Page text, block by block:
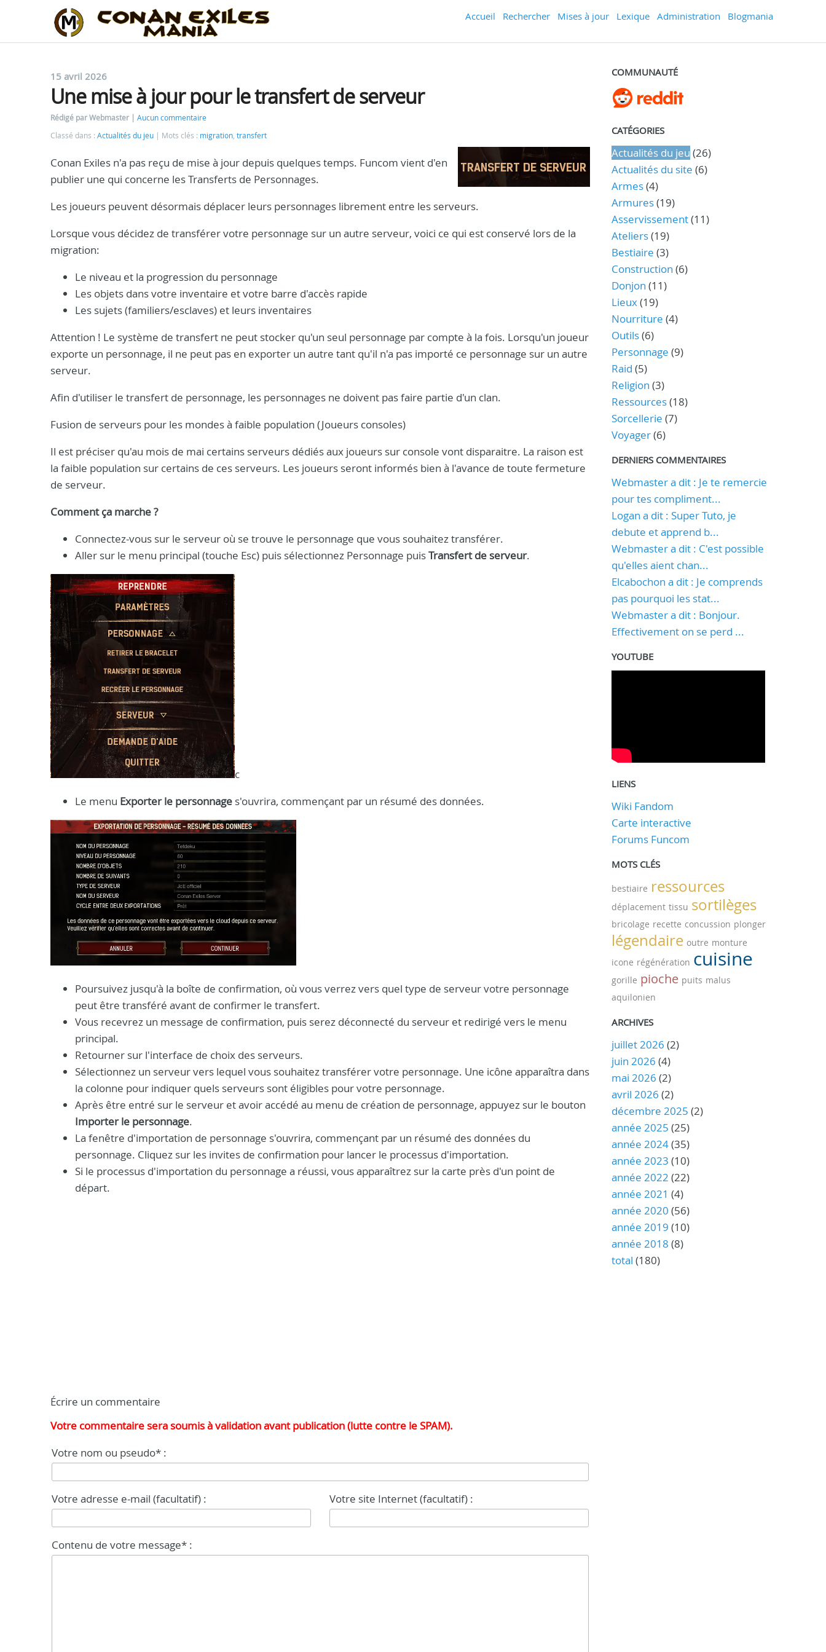
Accueil Rechercher Mises à jour Lexique Administration Blogmania
15 avril 2026
Une mise à jour pour le transfert de serveur
Rédigé par Webmaster
Aucun commentaire
Classé dans : Actualités du jeu Mots clés : migration, transfert
Conan Exiles n'a pas reçu de mise à jour depuis quelques temps. Funcom vient d'en
publier une qui concerne les Transferts de Personnages.
Les joueurs peuvent désormais déplacer leurs personnages librement entre les serveurs.
Lorsque vous décidez de transférer votre personnage sur un autre serveur, voici ce qui est conservé lors de la
migration:
Le niveau et la progression du personnage
Les objets dans votre inventaire et votre barre d'accès rapide
Les sujets (familiers/esclaves) et leurs inventaires
Attention ! Le système de transfert ne peut stocker qu'un seul personnage par compte à la fois. Lorsqu'un joueur
exporte un personnage, il ne peut pas en exporter un autre tant qu'il n'a pas importé ce personnage sur un autre
serveur.
Afin d'utiliser le transfert de personnage, les personnages ne doivent pas faire partie d'un clan.
Fusion de serveurs pour les mondes à faible population (Joueurs consoles)
Il est préciser qu'au mois de mai certains serveurs dédiés aux joueurs sur console vont disparaitre. La raison est
la faible population sur certains de ces serveurs. Les joueurs seront informés bien à l'avance de toute fermeture
de serveur.
Comment ça marche ?
Connectez-vous sur le serveur où se trouve le personnage que vous souhaitez transférer.
Aller sur le menu principal (touche Esc) puis sélectionnez Personnage puisTransfert de serveur.
c
Le menu Exporter le personnage s'ouvrira, commençant par un résumé des données.
Poursuivez jusqu'à la boîte de confirmation, où vous verrez vers quel type de serveur votre personnage
peut être transféré avant de confirmer le transfert.
Vous recevrez un message de confirmation, puis serez déconnecté du serveur et redirigé vers le menu
principal.
Retourner sur l'interface de choix des serveurs.
Sélectionnez un serveur vers lequel vous souhaitez transférer votre personnage. Une icône apparaîtra dans
la colonne pour indiquer quels serveurs sont éligibles pour votre personnage.
Après être entré sur le serveur et avoir accédé au menu de création de personnage, appuyez sur le bouton
Importer le personnage.
La fenêtre d'importation de personnage s'ouvrira, commençant par un résumé des données du
personnage. Cliquez sur les invites de confirmation pour lancer le processus d'importation.
Si le processus d'importation du personnage a réussi, vous apparaîtrez sur la carte près d'un point de
départ.
Écrire un commentaire
Votre commentaire sera soumis à validation avant publication (lutte contre le SPAM).
Votre nom ou pseudo* :
Votre adresse e-mail (facultatif) : Votre site Internet (facultatif) :
Contenu de votre message* :
COMMUNAUTÉ
CATÉGORIES
Actualités du jeu (26)
Actualités du site (6)
Armes(4)
Armures(19)
Asservissement(11)
Ateliers(19)
Bestiaire (3)
Construction (6)
Donjon (11)
Lieux(19)
Nourriture (4)
Outils(6)
Personnage (9)
Raid (5)
Religion (3)
Ressources(18)
Sorcellerie (7)
Voyager(6)
DERNIERS COMMENTAIRES
Webmaster a dit : Je te remercie
pour tes compliment...
Logan a dit : Super Tuto, je
debute et apprend b...
Webmaster a dit : C'est possible
qu'elles aient chan...
Elcabochon a dit : Je comprends
pas pourquoi les stat...
Webmaster a dit : Bonjour.
Effectivement on se perd ...
YOUTUBE
LIENS
Wiki Fandom
Carte interactive
Forums Funcom
MOTS CLÉS
bestiaire ressources
déplacement tissu sortilèges
bricolage recette concussion plonger
légendaire outre monture
icone régénération cuisine
gorille pioche puits malus
aquilonien
ARCHIVES
juillet 2026 (2)
juin 2026 (4)
mai 2026 (2)
avril 2026 (2)
décembre 2025 (2)
année 2025 (25)
année 2024(35)
année 2023 (10)
année 2022 (22)
année 2021 (4)
année 2020 (56)
année 2019 (10)
année 2018 (8)
total (180)